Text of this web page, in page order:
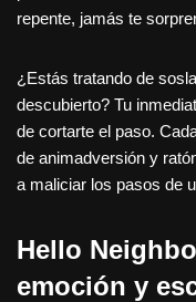
repente, jamás te
¿Estás tratando de
descubierto? Tu
de cortarte el paso.
de animadversión y
a maliciar los pasos de
Hello
emoción y